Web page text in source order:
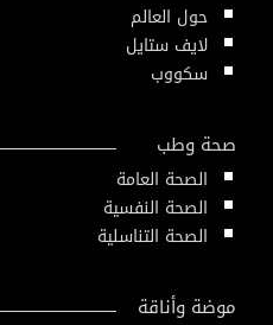
حول العالم
لايف ستايل
سكووب
صحة وطب
الصحة العامة
الصحة النفسية
الصحة التناسلية
موضة وأناقة